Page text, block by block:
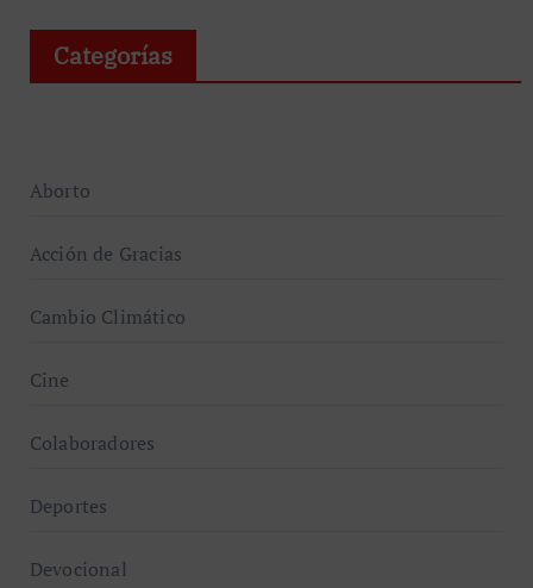
Categorías
Aborto
Acción de Gracias
Cambio Climático
Cine
Colaboradores
Deportes
Devocional